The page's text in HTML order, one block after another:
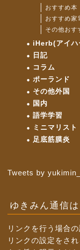
おすすめ本
おすすめ家
その他おす
iHerb(アイハ
日記
コラム
ポーランド
その他外国
国内
語学学習
ミニマリスト
足底筋膜炎
Tweets by
ゆきみん通信
リンクを行う場合
リンクの設定をさ